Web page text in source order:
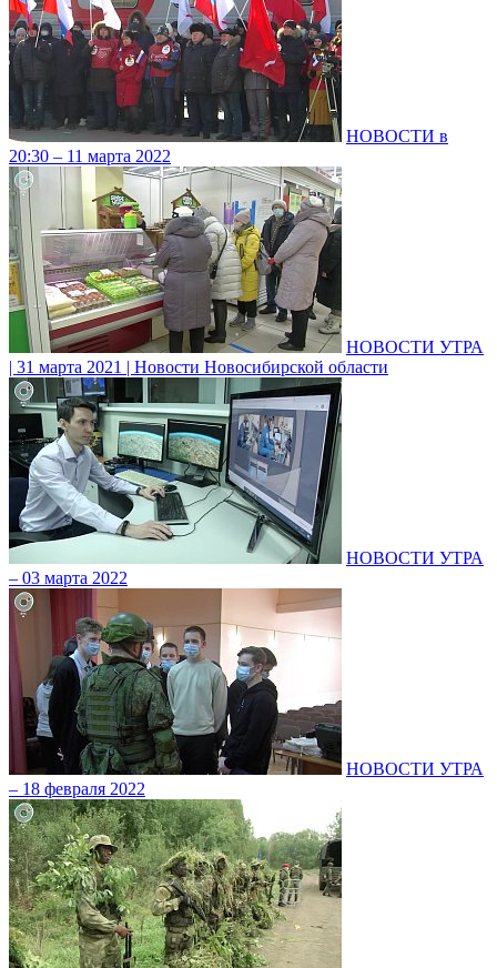
НОВОСТИ в
20:30 – 11 марта 2022
НОВОСТИ УТРА
| 31 марта 2021 | Новости Новосибирской области
НОВОСТИ УТРА
– 03 марта 2022
НОВОСТИ УТРА
– 18 февраля 2022